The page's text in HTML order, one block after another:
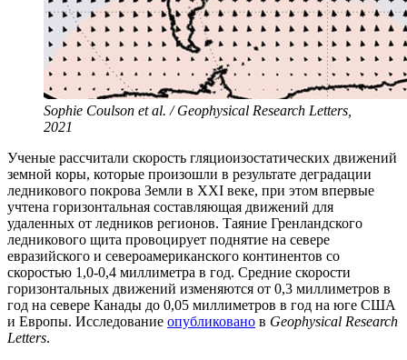
Sophie Coulson et al. / Geophysical Research Letters,
2021
Ученые рассчитали скорость гляциоизостатических движений
земной коры, которые произошли в результате деградации
ледникового покрова Земли в XXI веке, при этом впервые
учтена горизонтальная составляющая движений для
удаленных от ледников регионов. Таяние Гренландского
ледникового щита провоцирует поднятие на севере
евразийского и североамериканского континентов со
скоростью 1,0-0,4 миллиметра в год. Средние скорости
горизонтальных движений изменяются от 0,3 миллиметров в
год на севере Канады до 0,05 миллиметров в год на юге США
и Европы. Исследование опубликовано в Geophysical Research
Letters.